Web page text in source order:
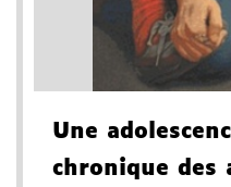
Une
chronique des